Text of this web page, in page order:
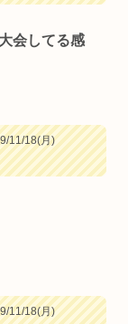
会してる感
11/18(月)
11/18(月)